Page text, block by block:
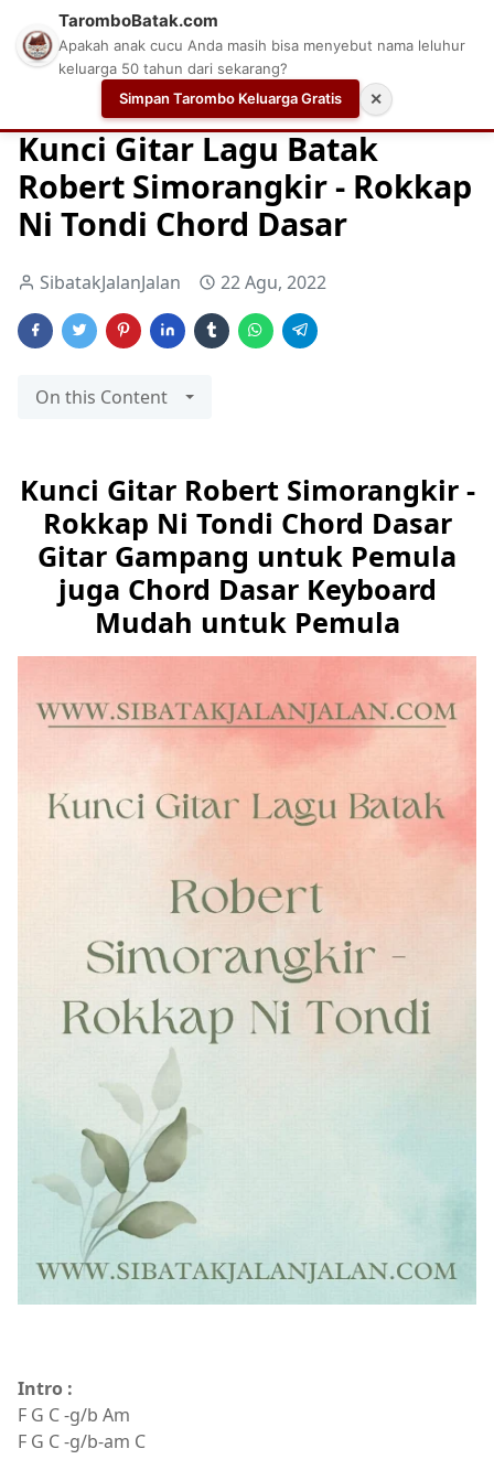
Chord Dasar Chord Dasar Gitar Chord Gitar
Kunci Gitar Lagu Batak
Robert Simorangkir - Rokkap
Ni Tondi Chord Dasar
SibatakJalanJalan 22 Agu, 2022
On this Content
Kunci Gitar Robert Simorangkir -
Rokkap Ni Tondi Chord Dasar
Gitar Gampang untuk Pemula
juga Chord Dasar Keyboard
Mudah untuk Pemula
Intro :
F G C -g/b Am
F G C -g/b-am C
TaromboBatak.com
Apakah anak cucu Anda masih bisa menyebut nama leluhur
keluarga 50 tahun dari sekarang?
Simpan Tarombo Keluarga Gratis
✕